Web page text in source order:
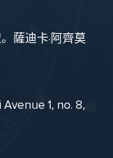
薩迪卡·阿齊莫
1, no. 8,